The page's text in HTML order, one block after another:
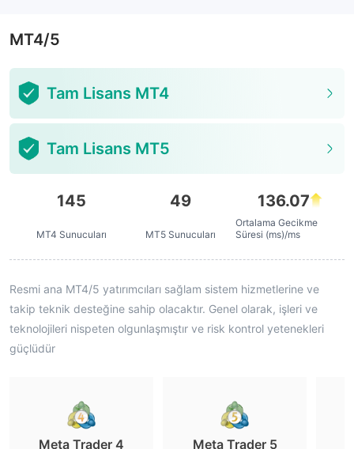
MT4/5
Tam Lisans MT4
Tam Lisans MT5
145
MT4 Sunucuları
49
MT5 Sunucuları
136.07
Ortalama Gecikme
Süresi (ms)/ms
Resmi ana MT4/5 yatırımcıları sağlam sistem hizmetlerine ve
takip teknik desteğine sahip olacaktır. Genel olarak, işleri ve
teknolojileri nispeten olgunlaşmıştır ve risk kontrol yetenekleri
güçlüdür
Meta Trader 4 Meta Trader 5